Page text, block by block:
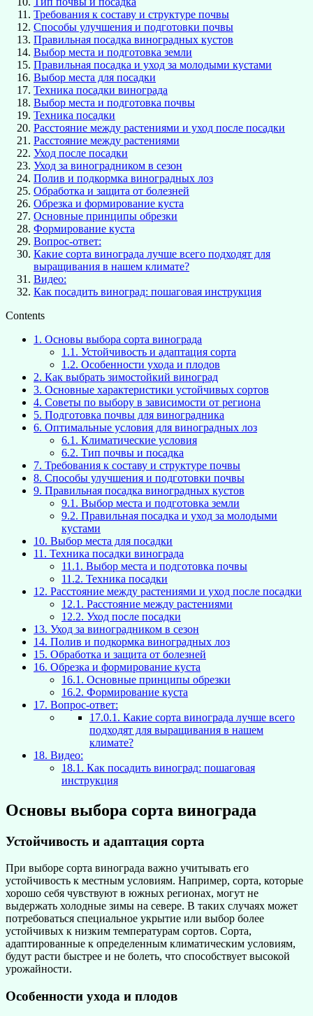
Требования к составу и структуре почвы
Способы улучшения и подготовки почвы
Правильная посадка виноградных кустов
Выбор места и подготовка земли
Правильная посадка и уход за молодыми кустами
Выбор места для посадки
Техника посадки винограда
Выбор места и подготовка почвы
Техника посадки
Расстояние между растениями и уход после посадки
Расстояние между растениями
Уход после посадки
Уход за виноградником в сезон
Полив и подкормка виноградных лоз
Обработка и защита от болезней
Обрезка и формирование куста
Основные принципы обрезки
Формирование куста
Вопрос-ответ:
Какие сорта винограда лучше всего подходят для
выращивания в нашем климате?
Видео:
Как посадить виноград: пошаговая инструкция
Contents
1. Основы выбора сорта винограда
1.1. Устойчивость и адаптация сорта
1.2. Особенности ухода и плодов
2. Как выбрать зимостойкий виноград
3. Основные характеристики устойчивых сортов
4. Советы по выбору в зависимости от региона
5. Подготовка почвы для виноградника
6. Оптимальные условия для виноградных лоз
6.1. Климатические условия
6.2. Тип почвы и посадка
7. Требования к составу и структуре почвы
8. Способы улучшения и подготовки почвы
9. Правильная посадка виноградных кустов
9.1. Выбор места и подготовка земли
9.2. Правильная посадка и уход за молодыми
кустами
10. Выбор места для посадки
11. Техника посадки винограда
11.1. Выбор места и подготовка почвы
11.2. Техника посадки
12. Расстояние между растениями и уход после посадки
12.1. Расстояние между растениями
12.2. Уход после посадки
13. Уход за виноградником в сезон
14. Полив и подкормка виноградных лоз
15. Обработка и защита от болезней
16. Обрезка и формирование куста
16.1. Основные принципы обрезки
16.2. Формирование куста
17. Вопрос-ответ:
17.0.1. Какие сорта винограда лучше всего
подходят для выращивания в нашем
климате?
18. Видео:
18.1. Как посадить виноград: пошаговая
инструкция
Основы выбора сорта винограда
Устойчивость и адаптация сорта
При выборе сорта винограда важно учитывать его
устойчивость к местным условиям. Например, сорта, которые
хорошо себя чувствуют в южных регионах, могут не
выдержать холодные зимы на севере. В таких случаях может
потребоваться специальное укрытие или выбор более
устойчивых к низким температурам сортов. Сорта,
адаптированные к определенным климатическим условиям,
будут расти быстрее и не болеть, что способствует высокой
урожайности.
Особенности ухода и плодов